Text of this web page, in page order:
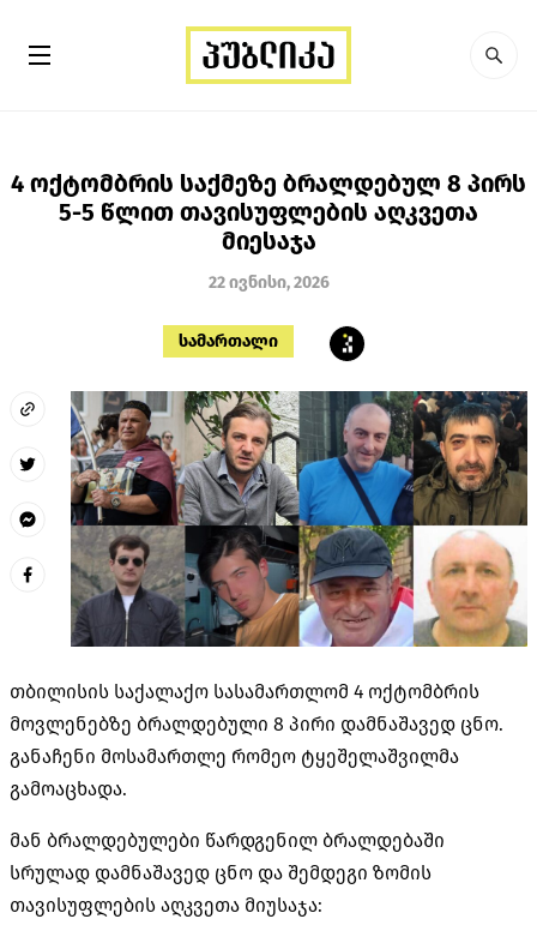
4 ოქტომბრის საქმეზე ბრალდებულ 8 პირს
5-5 წლით თავისუფლების აღკვეთა
მიესაჯა
22 ივნისი, 2026
სამართალი
თბილისის საქალაქო სასამართლომ 4 ოქტომბრის
მოვლენებზე ბრალდებული 8 პირი დამნაშავედ ცნო.
განაჩენი მოსამართლე რომეო ტყეშელაშვილმა
გამოაცხადა.
მან ბრალდებულები წარდგენილ ბრალდებაში
სრულად დამნაშავედ ცნო და შემდეგი ზომის
თავისუფლების აღკვეთა მიუსაჯა: